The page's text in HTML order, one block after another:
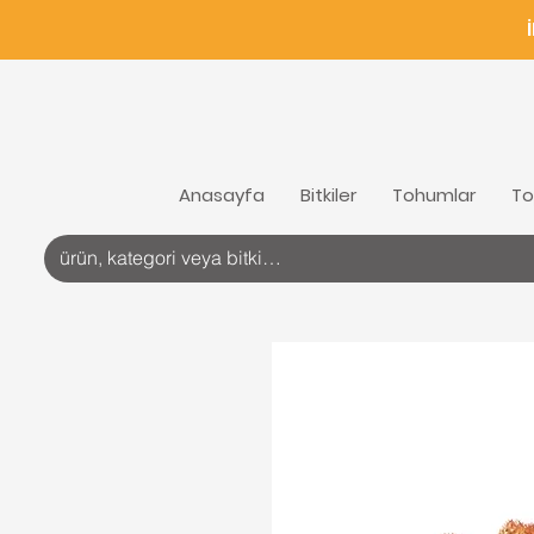
Anasayfa Bitkiler Tohumlar